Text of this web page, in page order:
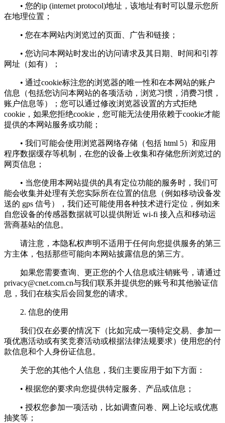
• 您的ip (internet protocol)地址，该地址有时可以显示您所
在地理位置；
• 您在本网站内浏览过的页面、广告和链接；
• 您访问本网站时发出的访问请求及其日期、时间和引荐
网址（如有）；
• 通过cookie标注您的浏览器的唯一性和在本网站的账户
信息（包括您访问本网站的各项活动，浏览习惯，消费习惯，
账户信息等）；您可以通过修改浏览器设置的方式拒绝
cookie，如果您拒绝cookie，您可能无法使用依赖于cookie才能
提供的本网站服务或功能；
• 我们可能会使用浏览器网络存储（包括 html 5）和应用
程序数据缓存等机制，在您的设备上收集和存储您所浏览过的
网页信息；
• 当您使用本网站提供的具有定位功能的服务时，我们可
能会收集并处理有关您实际所在位置的信息（例如移动设备发
送的 gps 信号），我们还可能使用各种技术进行定位，例如来
自您设备的传感器数据就可以提供附近 wi-fi 接入点和移动运
营商基站的信息。
请注意，本隐私权声明不适用于任何向您提供服务的第三
方主体，包括那些可能向本网站披露信息的第三方。
如果您需要查询、更正您的个人信息或注销账号，请通过
privacy@cnet.com.cn与我们联系并提供您的账号和其他验证信
息，我们在核实后会回复您的请求。
2. 信息的使用
我们仅在必要的情况下（比如完成一项特定交易、参加一
项优惠活动或有奖竞赛活动或根据法律法规要求）使用您的付
款信息和个人身份证信息。
关于您的其他个人信息，我们主要应用于如下方面：
• 根据您的要求向您提供特定服务、产品或信息；
• 授权您参加一项活动，比如调查问卷、网上论坛或优惠
抽奖等；